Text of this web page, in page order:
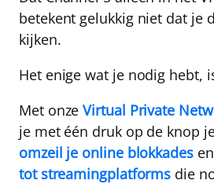
betekent gelukkig niet dat je
kijken.
Het enige wat je nodig hebt,
Met onzeVirtual Private
je met één druk op de knop
omzeil je online blokkades
tot streamingplatforms die